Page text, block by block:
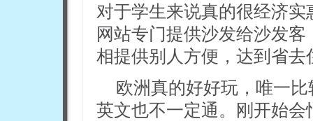
对于学生来说真的很经济
网站专门提供沙发给沙发
相提供别人方便，达到省
欧洲真的好好玩，唯一
英文也不一定通。刚开始